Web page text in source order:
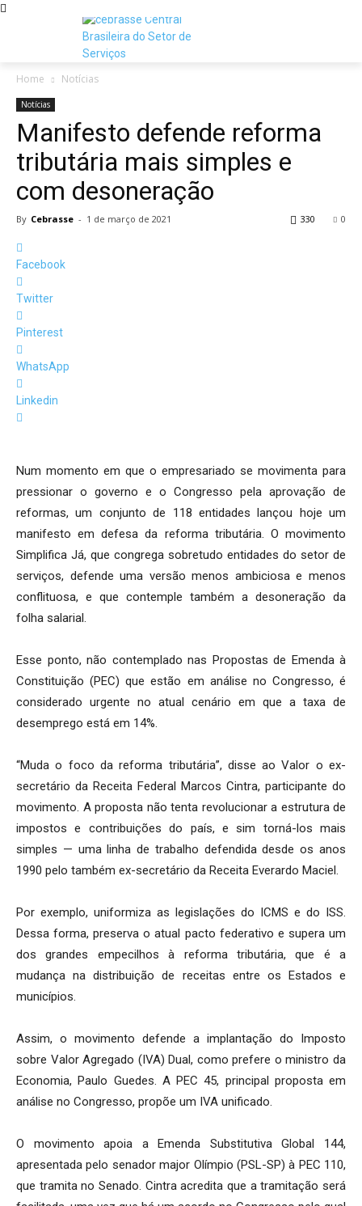
Home Notícias
Notícias
Manifesto defende reforma
tributária mais simples e
com desoneração
By Cebrasse - 1 de março de 2021 0
330
Facebook
Twitter
Pinterest
WhatsApp
Linkedin
Num momento em que o empresariado se movimenta para
pressionar o governo e o Congresso pela aprovação de
reformas, um conjunto de 118 entidades lançou hoje um
manifesto em defesa da reforma tributária. O movimento
Simplifica Já, que congrega sobretudo entidades do setor de
serviços, defende uma versão menos ambiciosa e menos
conflituosa, e que contemple também a desoneração da
folha salarial.
Esse ponto, não contemplado nas Propostas de Emenda à
Constituição (PEC) que estão em análise no Congresso, é
considerado urgente no atual cenário em que a taxa de
desemprego está em 14%.
“Muda o foco da reforma tributária”, disse ao Valor o ex-
secretário da Receita Federal Marcos Cintra, participante do
movimento. A proposta não tenta revolucionar a estrutura de
impostos e contribuições do país, e sim torná-los mais
simples — uma linha de trabalho defendida desde os anos
1990 pelo também ex-secretário da Receita Everardo Maciel.
Por exemplo, uniformiza as legislações do ICMS e do ISS.
Dessa forma, preserva o atual pacto federativo e supera um
dos grandes empecilhos à reforma tributária, que é a
mudança na distribuição de receitas entre os Estados e
municípios.
Assim, o movimento defende a implantação do Imposto
sobre Valor Agregado (IVA) Dual, como prefere o ministro da
Economia, Paulo Guedes. A PEC 45, principal proposta em
análise no Congresso, propõe um IVA unificado.
O movimento apoia a Emenda Substitutiva Global 144,
apresentada pelo senador major Olímpio (PSL-SP) à PEC 110,
que tramita no Senado. Cintra acredita que a tramitação será